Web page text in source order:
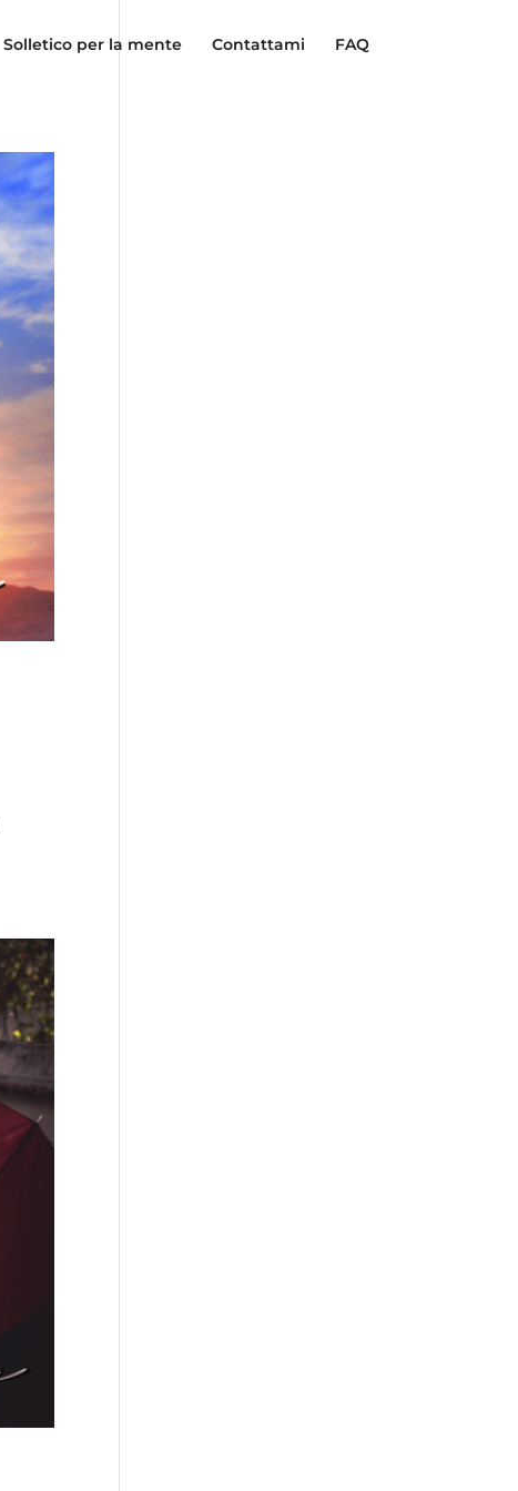
Solletico per la mente Contattami FAQ